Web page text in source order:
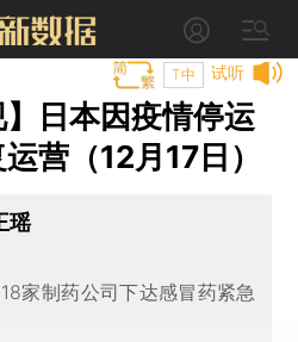
试听
T中
】日本因疫情停运
营（12月17日）
瑶
家制药公司下达感冒药紧急